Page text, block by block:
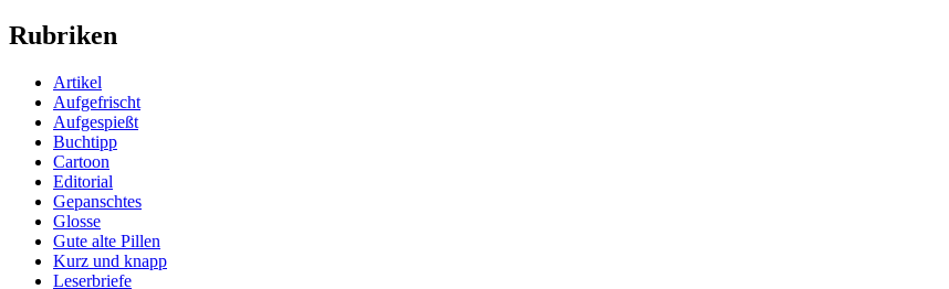
Rubriken
Artikel
Aufgefrischt
Aufgespießt
Buchtipp
Cartoon
Editorial
Gepanschtes
Glosse
Gute alte Pillen
Kurz und knapp
Leserbriefe